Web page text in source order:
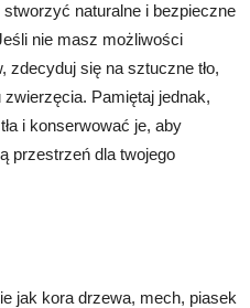
stworzyć naturalne i bezpieczne
nie masz możliwości
zdecyduj się na sztuczne tło,
Pamiętaj jednak,
i konserwować je, aby
przestrzeń dla twojego
jak kora drzewa, mech, piasek